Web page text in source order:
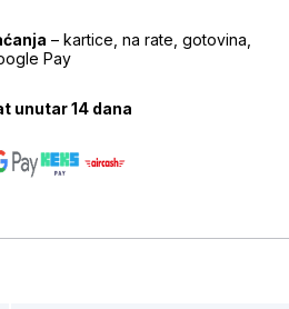
– kartice, na rate, gotovina,
Pay
unutar 14 dana